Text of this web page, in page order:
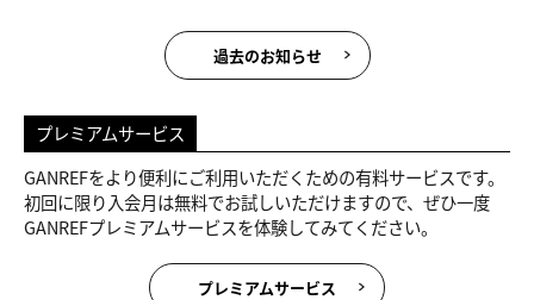
過去のお知らせ
プレミアムサービス
GANREFをより便利にご利用いただくための有料サービスです。
初回に限り入会月は無料でお試しいただけますので、ぜひ一度
GANREFプレミアムサービスを体験してみてください。
プレミアムサービス